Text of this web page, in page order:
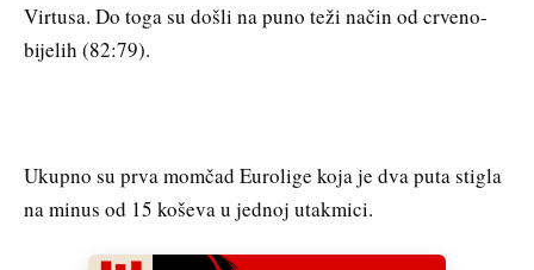
Virtusa. Do toga su došli na puno teži način od crveno-
bijelih (82:79).
Ukupno su prva momčad Eurolige koja je dva puta stigla
na minus od 15 koševa u jednoj utakmici.